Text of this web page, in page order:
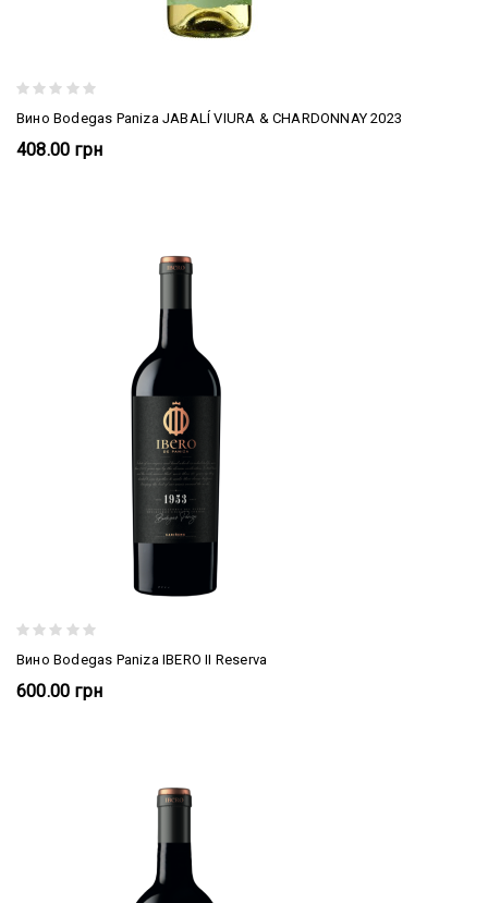
Вино Bodegas Paniza JABALÍ VIURA & CHARDONNAY 2023
408.00 грн
Вино Bodegas Paniza IBERO II Reserva
600.00 грн